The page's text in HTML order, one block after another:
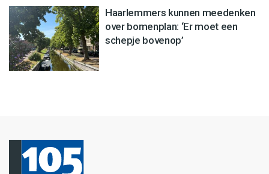
Haarlemmers kunnen meedenken
over bomenplan: ‘Er moet een
schepje bovenop’